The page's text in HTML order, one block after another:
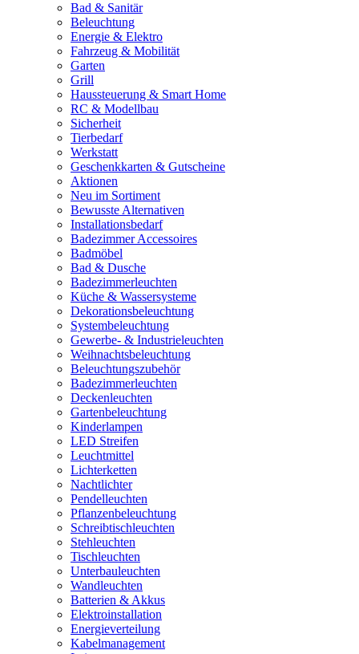
Bad & Sanitär
Beleuchtung
Energie & Elektro
Fahrzeug & Mobilität
Garten
Grill
Haussteuerung & Smart Home
RC & Modellbau
Sicherheit
Tierbedarf
Werkstatt
Geschenkkarten & Gutscheine
Aktionen
Neu im Sortiment
Bewusste Alternativen
Installationsbedarf
Badezimmer Accessoires
Badmöbel
Bad & Dusche
Badezimmerleuchten
Küche & Wassersysteme
Dekorationsbeleuchtung
Systembeleuchtung
Gewerbe- & Industrieleuchten
Weihnachtsbeleuchtung
Beleuchtungszubehör
Badezimmerleuchten
Deckenleuchten
Gartenbeleuchtung
Kinderlampen
LED Streifen
Leuchtmittel
Lichterketten
Nachtlichter
Pendelleuchten
Pflanzenbeleuchtung
Schreibtischleuchten
Stehleuchten
Tischleuchten
Unterbauleuchten
Wandleuchten
Batterien & Akkus
Elektroinstallation
Energieverteilung
Kabelmanagement